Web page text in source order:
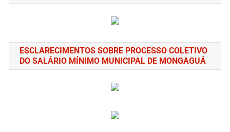
ESCLARECIMENTOS SOBRE PROCESSO COLETIVO
DO SALÁRIO MÍNIMO MUNICIPAL DE MONGAGUÁ